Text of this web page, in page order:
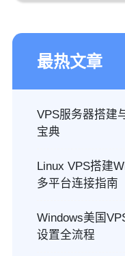
最热文章
VPS服务器搭建
宝典
Linux VPS搭建
多平台连接指南
Windows美国
设置全流程